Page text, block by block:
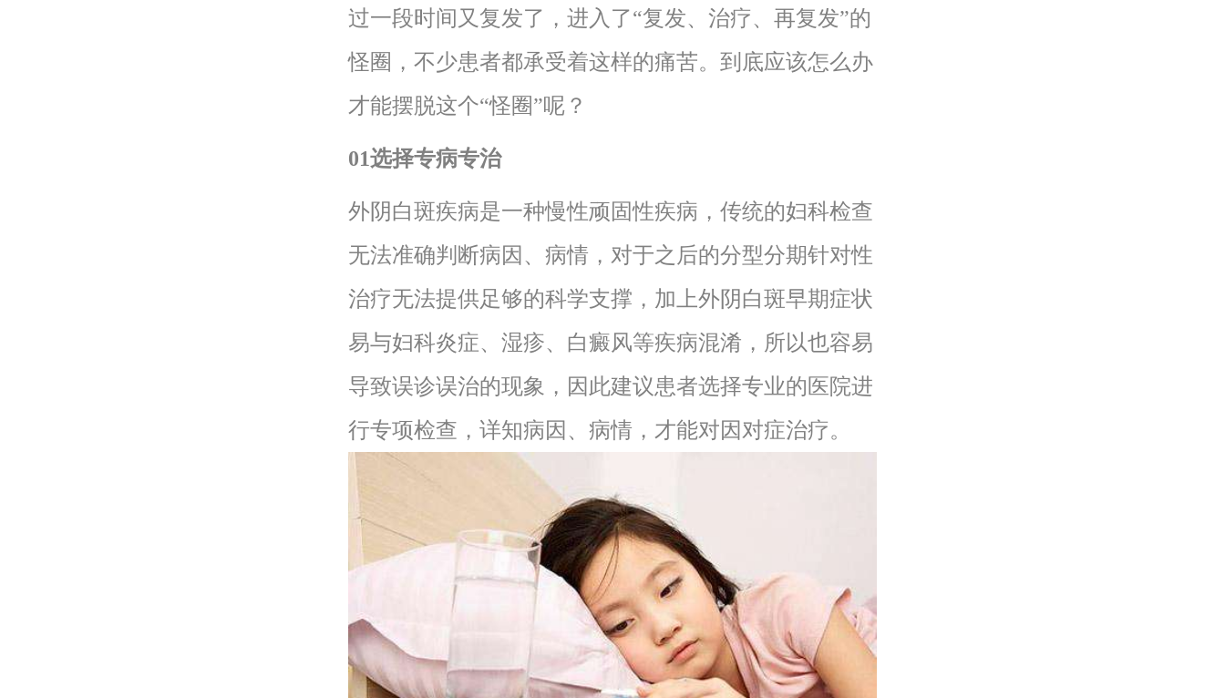
过一段时间又复发了，进入了“复发、治疗、再复发”的
怪圈，不少患者都承受着这样的痛苦。到底应该怎么办
才能摆脱这个“怪圈”呢？
01选择专病专治
外阴白斑疾病是一种慢性顽固性疾病，传统的妇科检查
无法准确判断病因、病情，对于之后的分型分期针对性
治疗无法提供足够的科学支撑，加上外阴白斑早期症状
易与妇科炎症、湿疹、白癜风等疾病混淆，所以也容易
导致误诊误治的现象，因此建议患者选择专业的医院进
行专项检查，详知病因、病情，才能对因对症治疗。